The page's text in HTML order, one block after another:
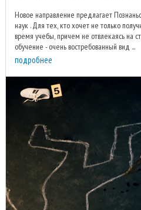
Новое направление предлагает
наук . Для тех, кто хочет не только
время учебы, причем не отвлекаясь на
обучение - очень востребованный вид ...
подробнее